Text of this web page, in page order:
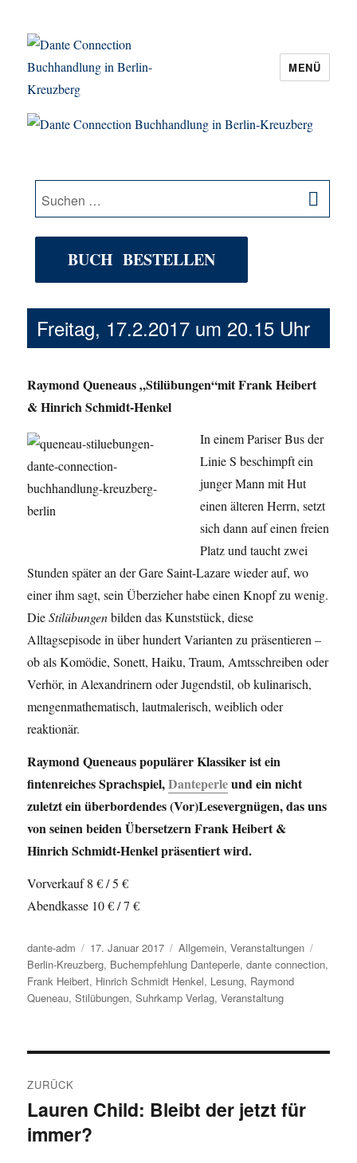
Dante Connection Buchhandlung in
MENÜ
Suche
nach:
BUCH BESTELLEN
Freitag, 17.2.2017 um 20.15 Uhr
Raymond Queneaus „Stilübungen“mit Frank Heibert
& Hinrich Schmidt-Henkel
In einem Pariser Bus der
Linie S beschimpft ein
junger Mann mit Hut
einen älteren Herrn, setzt
sich dann auf einen freien
Platz und taucht zwei
Stunden später an der Gare Saint-Lazare wieder auf, wo
einer ihm sagt, sein Überzieher habe einen Knopf zu wenig.
DieStilübungenbilden das Kunststück, diese
Alltagsepisode in über hundert Varianten zu präsentieren –
ob als Komödie, Sonett, Haiku, Traum, Amtsschreiben oder
Verhör, in Alexandrinern oder Jugendstil, ob kulinarisch,
mengenmathematisch, lautmalerisch, weiblich oder
reaktionär.
Raymond Queneaus populärer Klassiker ist ein
fintenreiches Sprachspiel,Danteperleund ein nicht
zuletzt ein überbordendes (Vor)Lesevergnügen, das uns
von seinen beiden Übersetzern Frank Heibert &
Hinrich Schmidt-Henkel präsentiert wird.
Vorverkauf 8 € / 5 €
Abendkasse 10 € / 7 €
Autor
dante-adm
Veröffentlicht
am
17. Januar 2017 Kategorien
Allgemein,Veranstaltungen
Berlin-Kreuzberg, Buchempfehlung Danteperle,dante connection,
Frank Heibert, Hinrich Schmidt Henkel, Lesung, Raymond
Queneau,Stilübungen,Suhrkamp Verlag,Veranstaltung
ZURÜCK
Vorheriger
Beitrag:
Lauren Child: Bleibt der jetzt für
immer?